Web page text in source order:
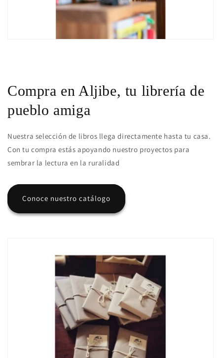
Compra en Aljibe, tu librería de
pueblo amiga
Nuestra selección de libros llega directamente hasta tu casa.
Con tu compra estás apoyando nuestro proyectos para
sembrar la lectura en la ruralidad
Conoce nuestro catálogo